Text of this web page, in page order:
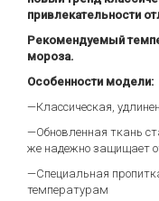
привлекательности
Рекомендуемый
мороза.
Особенности модели:
—Классическая,
—Обновленная ткань
же надежно защищает
—Специальная
температурам